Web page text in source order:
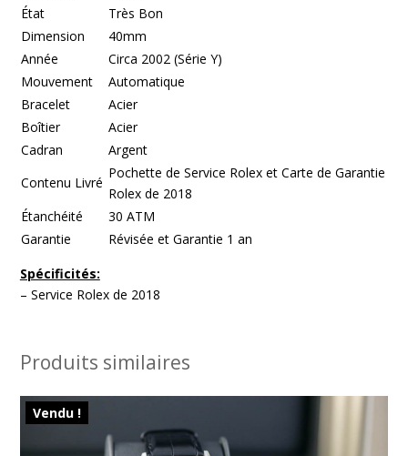
État
Très Bon
Dimension
40mm
Année
Circa 2002 (Série Y)
Mouvement
Automatique
Bracelet
Acier
Boîtier
Acier
Cadran
Argent
Contenu Livré
Pochette de Service Rolex et Carte de Garantie
Rolex de 2018
Étanchéité
30 ATM
Garantie
Révisée et Garantie 1 an
Spécificités:
– Service Rolex de 2018
Produits similaires
Vendu !